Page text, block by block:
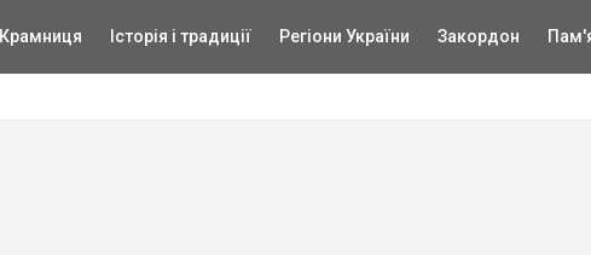
Крамниця Історія і традиції Регіони України Закордон